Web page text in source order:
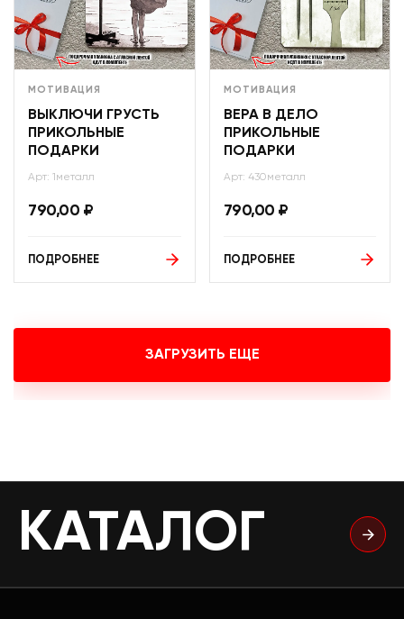
МОТИВАЦИЯ
ВЫКЛЮЧИ ГРУСТЬ
ПРИКОЛЬНЫЕ
ПОДАРКИ
Арт: 1металл
790,00 ₽
ПОДРОБНЕЕ
МОТИВАЦИЯ
ВЕРА В ДЕЛО
ПРИКОЛЬНЫЕ
ПОДАРКИ
Арт: 430металл
790,00 ₽
ПОДРОБНЕЕ
ЗАГРУЗИТЬ ЕЩЕ
КАТАЛОГ